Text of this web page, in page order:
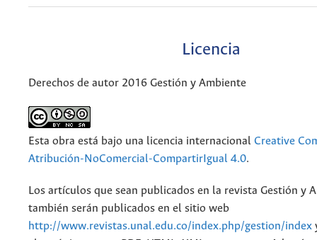
Licencia
Derechos de autor 2016 Gestión y Ambiente
Esta obra está bajo una licencia internacional Creative
Atribución-NoComercial-CompartirIgual 4.0.
Los artículos que sean publicados en la revista Gestión y
también serán publicados en el sitio web
http://www.revistas.unal.edu.co/index.php/gestion/index